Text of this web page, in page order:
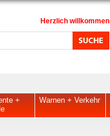
Herzlich willkommen
+
Warnen + Verkehr